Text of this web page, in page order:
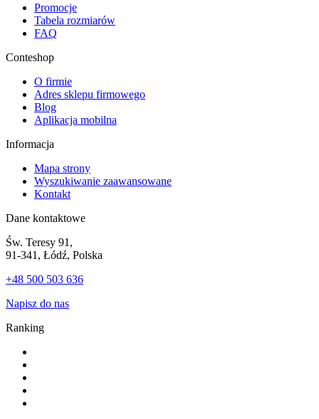
Promocje
Tabela rozmiarów
FAQ
Conteshop
O firmie
Adres sklepu firmowego
Blog
Aplikacja mobilna
Informacja
Mapa strony
Wyszukiwanie zaawansowane
Kontakt
Dane kontaktowe
Św. Teresy 91,
91-341, Łódź, Polska
+48 500 503 636
Napisz do nas
Ranking